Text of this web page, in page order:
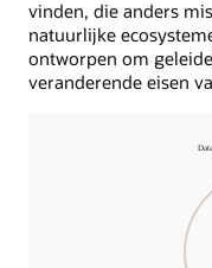
vinden, die anders
natuurlijke
ontworpen om
veranderende eisen